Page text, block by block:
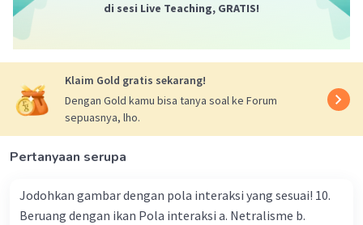
Beri Rating·0.0( 0) Balas
di sesi Live Teaching, GRATIS!
Klaim Gold gratis sekarang!
Dengan Gold kamu bisa tanya soal ke Forum
sepuasnya, lho.
Pertanyaan serupa
Jodohkan gambar dengan pola interaksi yang sesuai! 10.
Beruang dengan ikan Pola interaksi a. Netralisme b.